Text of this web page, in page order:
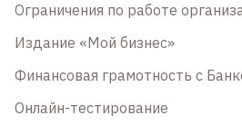
Ограничения по работе
Издание «Мой бизнес»
Финансовая грамотность с
Онлайн-тестирование